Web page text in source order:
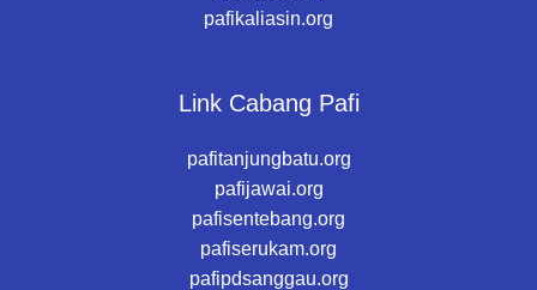
pafikaliasin.org
Link Cabang Pafi
pafitanjungbatu.org
pafijawai.org
pafisentebang.org
pafiserukam.org
pafipdsanggau.org